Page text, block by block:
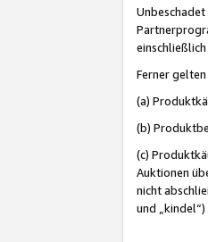
Ferner
(a)
(b)
(c)
Auktionen
nicht
und „kindel“)